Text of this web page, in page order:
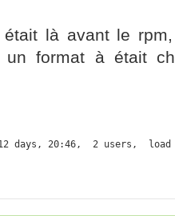
était là avant le
un format à était
days, 20:46,  2 users,  load